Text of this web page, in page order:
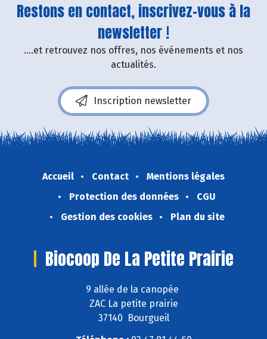
Restons en contact, inscrivez-vous à la
newsletter !
....et retrouvez nos offres, nos événements et nos
actualités.
Inscription newsletter
Accueil Contact
Mentions légales
Protection des données
CGU
Gestion des cookies
Plan du site
Biocoop De La Petite Prairie
9 allée de la canopée
ZAC La petite prairie
37140 Bourgueil